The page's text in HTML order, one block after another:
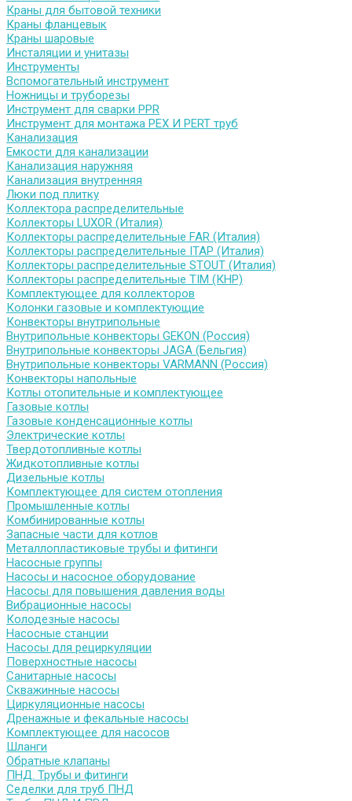
Краны для бытовой техники
Краны фланцевык
Краны шаровые
Инсталяции и унитазы
Инструменты
Вспомогательный инструмент
Ножницы и труборезы
Инструмент для сварки PPR
Инструмент для монтажа PEX И PERT труб
Канализация
Емкости для канализации
Канализация наружняя
Канализация внутренняя
Люки под плитку
Коллектора распределительные
Коллекторы LUXOR (Италия)
Коллекторы распределительные FAR (Италия)
Коллекторы распределительные ITAP (Италия)
Коллекторы распределительные STOUT (Италия)
Коллекторы распределительные TIM (КНР)
Комплектующее для коллекторов
Колонки газовые и комплектующие
Конвекторы внутрипольные
Внутрипольные конвекторы GEKON (Россия)
Внутрипольные конвекторы JAGA (Бельгия)
Внутрипольные конвекторы VARMANN (Россия)
Конвекторы напольные
Котлы отопительные и комплектующее
Газовые котлы
Газовые конденсационные котлы
Электрические котлы
Твердотопливные котлы
Жидкотопливные котлы
Дизельные котлы
Комплектующее для систем отопления
Промышленные котлы
Комбинированные котлы
Запасные части для котлов
Металлопластиковые трубы и фитинги
Насосные группы
Насосы и насосное оборудование
Насосы для повышения давления воды
Вибрационные насосы
Колодезные насосы
Насосные станции
Насосы для рециркуляции
Поверхностные насосы
Санитарные насосы
Скважинные насосы
Циркуляционные насосы
Дренажные и фекальные насосы
Комплектующее для насосов
Шланги
Обратные клапаны
ПНД. Трубы и фитинги
Седелки для труб ПНД